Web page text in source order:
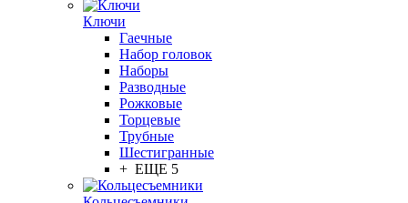
Ключи
Гаечные
Набор головок
Наборы
Разводные
Рожковые
Торцевые
Трубные
Шестигранные
+ ЕЩЕ 5